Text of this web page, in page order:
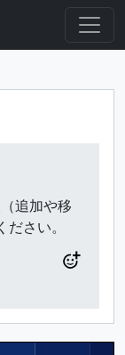
追加や移
さい。